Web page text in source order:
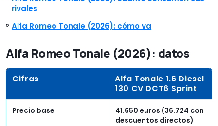
rivales
Alfa Romeo Tonale (2026): cómo va
Alfa Romeo Tonale (2026): datos
Cifras
Alfa Tonale 1.6 Diesel
130 CV DCT6 Sprint
Precio base
41.650 euros (36.724 con
descuentos directos)